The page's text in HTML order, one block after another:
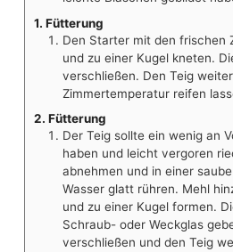
1. Fütterung
Den Starter mit den frischen
und zu einer Kugel kneten.
verschließen. Den Teig
Zimmertemperatur reifen
2. Fütterung
Der Teig sollte ein wenig an
haben und leicht vergoren
abnehmen und in einer
Wasser glatt rühren. Mehl
und zu einer Kugel formen.
Schraub- oder Weckglas
verschließen und den Teig